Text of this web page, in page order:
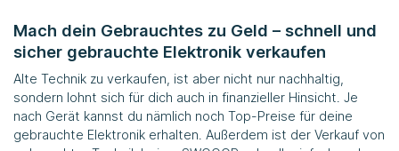
Mach dein Gebrauchtes zu Geld – schnell und
sicher gebrauchte Elektronik verkaufen
Alte Technik zu verkaufen, ist aber nicht nur nachhaltig,
sondern lohnt sich für dich auch in finanzieller Hinsicht. Je
nach Gerät kannst du nämlich noch Top-Preise für deine
gebrauchte Elektronik erhalten. Außerdem ist der Verkauf von